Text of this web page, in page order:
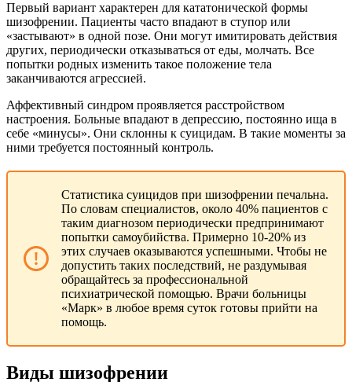
Первый вариант характерен для кататонической формы
шизофрении. Пациенты часто впадают в ступор или
«застывают» в одной позе. Они могут имитировать действия
других, периодически отказываться от еды, молчать. Все
попытки родных изменить такое положение тела
заканчиваются агрессией.
Аффективный синдром проявляется расстройством
настроения. Больные впадают в депрессию, постоянно ища в
себе «минусы». Они склонны к суицидам. В такие моменты за
ними требуется постоянный контроль.
Статистика суицидов при шизофрении печальна.
По словам специалистов, около 40% пациентов с
таким диагнозом периодически предпринимают
попытки самоубийства. Примерно 10-20% из
этих случаев оказываются успешными. Чтобы не
допустить таких последствий, не раздумывая
обращайтесь за профессиональной
психиатрической помощью. Врачи больницы
«Марк» в любое время суток готовы прийти на
помощь.
Виды шизофрении